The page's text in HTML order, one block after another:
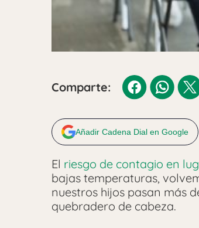
Comparte:
Añadir Cadena Dial en Google
El riesgo de contagio en
bajas temperaturas,
nuestros hijos pasan más
quebradero de cabeza.